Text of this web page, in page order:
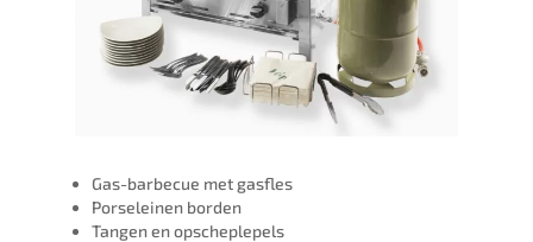
Gas-barbecue met gasfles
Porseleinen borden
Tangen en opscheplepels